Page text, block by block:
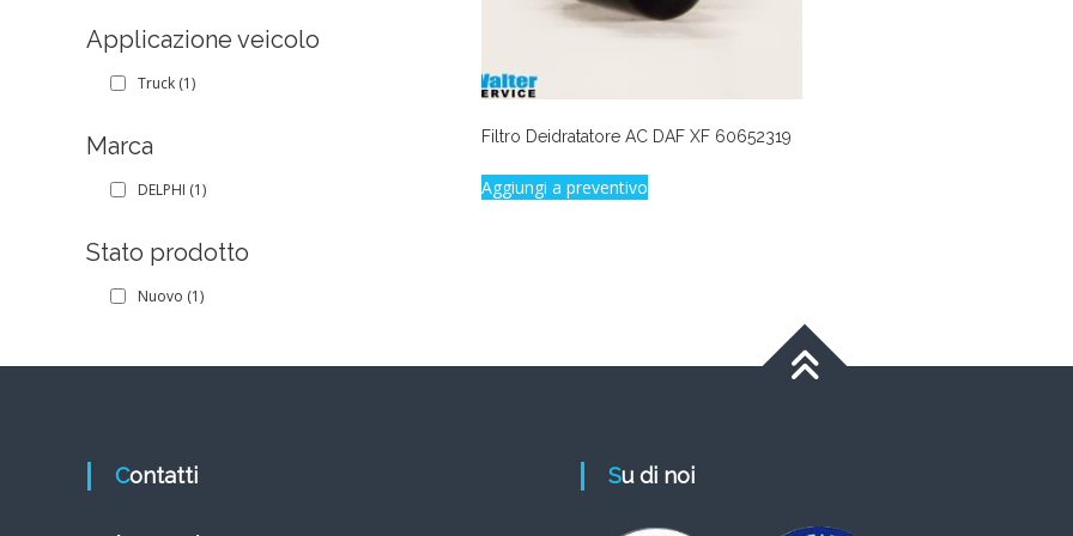
Filtro Deidratatore AC DAF XF 60652319
Aggiungi a preventivo
Applicazione veicolo
Truck (1)
Marca
DELPHI (1)
Stato prodotto
Nuovo (1)
Contatti Su di noi